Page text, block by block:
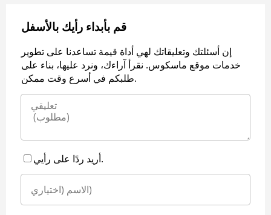
قم بأبداء رأيك بالأسفل
إن أسئلتك وتعليقاتك لهي أداة قيمة تساعدنا على تطوير
خدمات موقع ماسكوس. نقرأ آراءك، ونرد عليها، بناء على
طلبكم في أسرع وقت ممكن.
أريد ردًا على رأيي.